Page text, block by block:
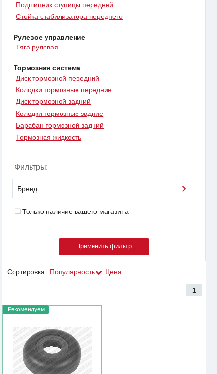
Подшипник ступицы передней
Стойка стабилизатора переднего
Рулевое управление
Тяга рулевая
Тормозная система
Диск тормозной передний
Колодки тормозные передние
Диск тормозной задний
Колодки тормозные задние
Барабан тормозной задний
Тормозная жидкость
Фильтры:
Бренд
Только наличие вашего магазина
Сортировка: Популярность Цена
1
Рекомендуем